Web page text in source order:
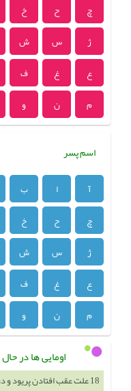
چ
ح خ
ژ
س ش
ع
غ ف
م
ن و
اسم پسر
آ ا ب
چ
ح خ
ژ
س ش
ع
غ ف
م
ن و
اومایی ها در
18 علت عقب افتادن پریود و درد زیر شکم